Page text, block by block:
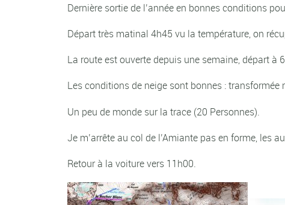
Dernière sortie de l’année en bonnes conditions
Départ très matinal 4h45 vu la température, on
La route est ouverte depuis une semaine, départ à
Les conditions de neige sont bonnes :
Un peu de monde sur la trace (20 Personnes).
Je m’arrête au col de l’Amiante pas en forme, les
Retour à la voiture vers 11h00.